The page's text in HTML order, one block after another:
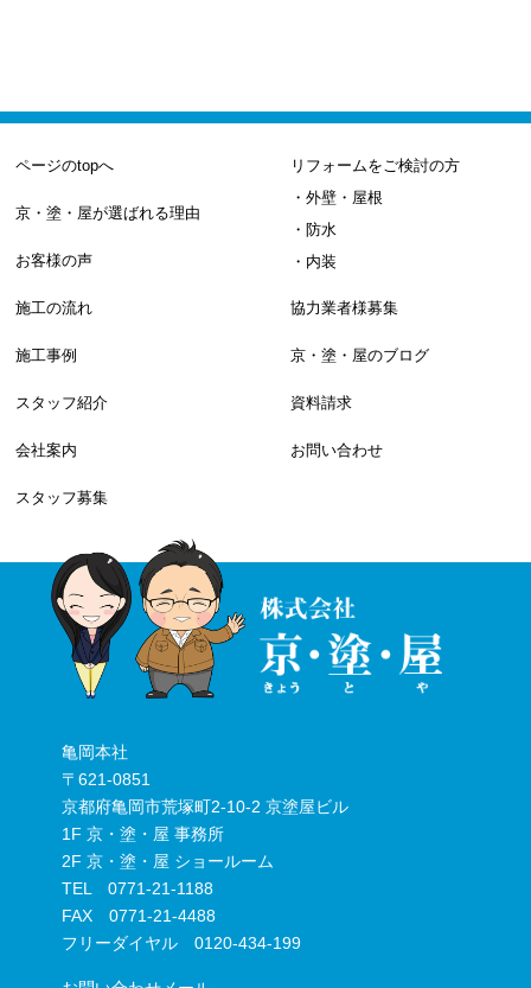
ページのtopへ
京・塗・屋が選ばれる理由
お客様の声
施工の流れ
リフォームをご検討の方
・外壁・屋根
・防水
・内装
施工事例
スタッフ紹介
会社案内
スタッフ募集
協力業者様募集
京・塗・屋のブログ
資料請求
お問い合わせ
亀岡本社
〒621-0851
京都府亀岡市荒塚町2-10-2 京塗屋ビル
1F 京・塗・屋 事務所
2F 京・塗・屋 ショールーム
TEL 0771-21-1188
FAX 0771-21-4488
フリーダイヤル 0120-434-199